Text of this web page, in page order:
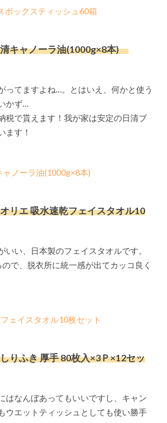
ボックスティッシュ60箱
清キャノーラ油(1000g×8本)
ってますよね…。とはいえ、何かと使う
かず…
税で貰えます！我が家は安定の日清ブ
ます！
ャノーラ油(1000g×8本)
リエ 吸水速乾フェイスタオル10
いい、日本製のフェイスタオルです。
で、脱衣所に統一感が出てカッコ良く
ェイスタオル10枚セット
りふき 厚手 80枚入×3Ｐ×12セッ
はなんぼあってもいいですし、キャン
ウエットティッシュとしても使い勝手